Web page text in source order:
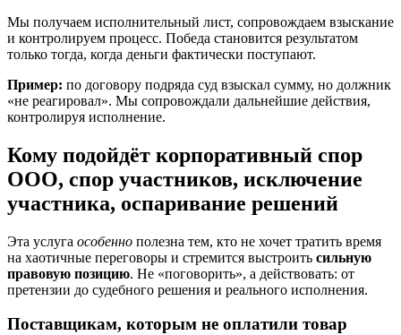
Мы получаем исполнительный лист, сопровождаем взыскание
и контролируем процесс. Победа становится результатом
только тогда, когда деньги фактически поступают.
Пример: по договору подряда суд взыскал сумму, но должник
«не реагировал». Мы сопровождали дальнейшие действия,
контролируя исполнение.
Кому подойдёт корпоративный спор
ООО, спор участников, исключение
участника, оспаривание решений
Эта услуга особенно полезна тем, кто не хочет тратить время
на хаотичные переговоры и стремится выстроить сильную
правовую позицию. Не «поговорить», а действовать: от
претензии до судебного решения и реального исполнения.
Поставщикам, которым не оплатили товар